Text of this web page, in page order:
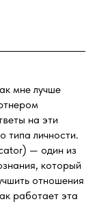
мне лучше
на эти
типа личности.
— один из
который
отношения
работает эта